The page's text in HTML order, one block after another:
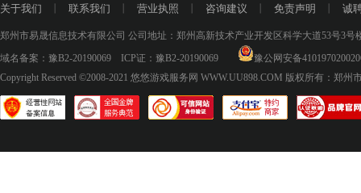
关于我们 联系我们 营业执照 咨询建议 免责声明 诚
郑州市易晟信息技术有限公司 公司地址：郑州高新技术产业开发区科学大道53号3号
域名备案： 豫B2-20190069 ICP证： 豫B2-20190069
豫公网安备
Copyright Reserved ©2008-2021 悠悠游戏服务网 WWW.UU898.COM 版权所有：郑州